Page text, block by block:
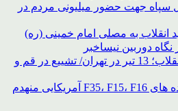
سپاه جهت حضور میلیونی مردم در
انقلاب به مصلی امام خمینی (ره)
دوربین نیساخبر
وداع با رهبر شهید انقلاب؛ 13 تیر در تهران/ تشییع در قم و
محل استقرار جنگنده های F35، F15، F16 آمریکایی منهدم